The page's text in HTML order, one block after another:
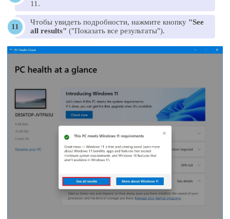
11.
Чтобы увидеть подробности, нажмите кнопку "See
all results" ("Показать все результаты").